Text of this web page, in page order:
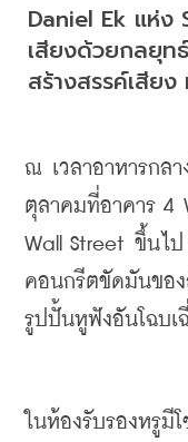
Daniel Ek แห่ง
เสียงด้วยกลยุท
สร้างสรรค์เสีย
ณ เวลาอาหารกล
ตุลาคมที่อาคาร 4
Wall Street ขึ้นไป
คอนกรีตขัดมันขอ
รูปปั้นหูฟังอันโฉบเ
ในห้องรับรองหรูมี